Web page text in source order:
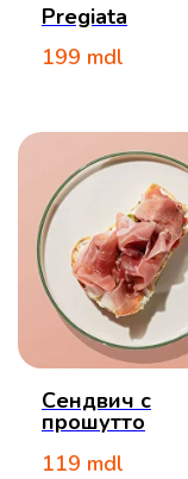
Pregiata
199 mdl
Сендвич с
прошутто
119 mdl